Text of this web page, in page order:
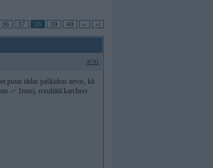
36 37 38 39 40 » »|
#741
putas tādas pašķidras nevis, kā
-> 1mm), rezultātā karchers